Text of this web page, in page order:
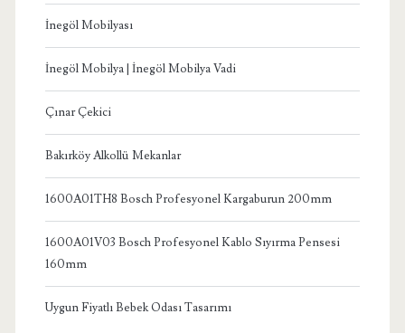
İnegöl Mobilyası
İnegöl Mobilya | İnegöl Mobilya Vadi
Çınar Çekici
Bakırköy Alkollü Mekanlar
1600A01TH8 Bosch Profesyonel Kargaburun 200mm
1600A01V03 Bosch Profesyonel Kablo Sıyırma Pensesi
160mm
Uygun Fiyatlı Bebek Odası Tasarımı